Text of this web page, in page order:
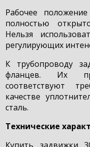
Рабочее
полностью
Нельзя
регулирующих
К трубопроводу
фланцев. Их
соответствуют
качестве
сталь.
Технические